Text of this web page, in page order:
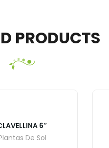
PRODUCTS
6″
De Sol